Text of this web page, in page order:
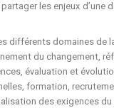
les enjeux d’une
différents domaines de
du changement,
évaluation et
formation,
des exigences